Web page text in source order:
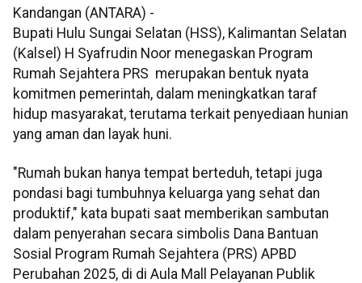
Kandangan (ANTARA) -
Bupati Hulu Sungai Selatan (HSS), Kalimantan Selatan
(Kalsel) H Syafrudin Noor menegaskan Program
Rumah Sejahtera PRS merupakan bentuk nyata
komitmen pemerintah, dalam meningkatkan taraf
hidup masyarakat, terutama terkait penyediaan hunian
yang aman dan layak huni.
"Rumah bukan hanya tempat berteduh, tetapi juga
pondasi bagi tumbuhnya keluarga yang sehat dan
produktif," kata bupati saat memberikan sambutan
dalam penyerahan secara simbolis Dana Bantuan
Sosial Program Rumah Sejahtera (PRS) APBD
Perubahan 2025, di di Aula Mall Pelayanan Publik